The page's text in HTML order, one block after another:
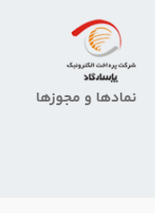
نمادها و مجوزها